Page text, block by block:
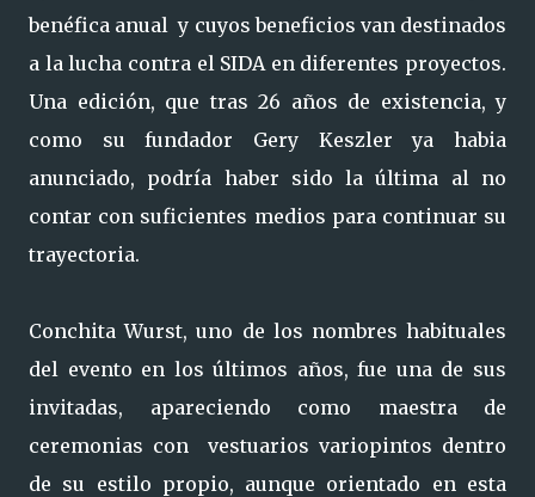
benéfica anual y cuyos beneficios van destinados
a la lucha contra el SIDA en diferentes proyectos.
Una edición, que tras 26 años de existencia, y
como su fundador Gery Keszler ya habia
anunciado, podría haber sido la última al no
contar con suficientes medios para continuar su
trayectoria.
Conchita Wurst, uno de los nombres habituales
del evento en los últimos años, fue una de sus
invitadas, apareciendo como maestra de
ceremonias con vestuarios variopintos dentro
de su estilo propio, aunque orientado en esta